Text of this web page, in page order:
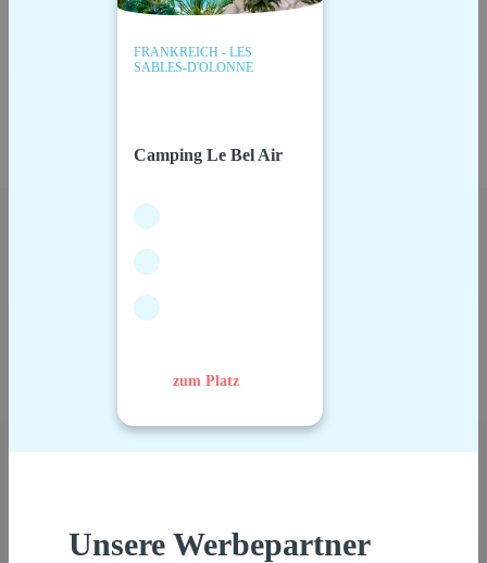
FRANKREICH - LES
SABLES-D'OLONNE
Camping Le Bel Air
zum Platz
Unsere Werbepartner